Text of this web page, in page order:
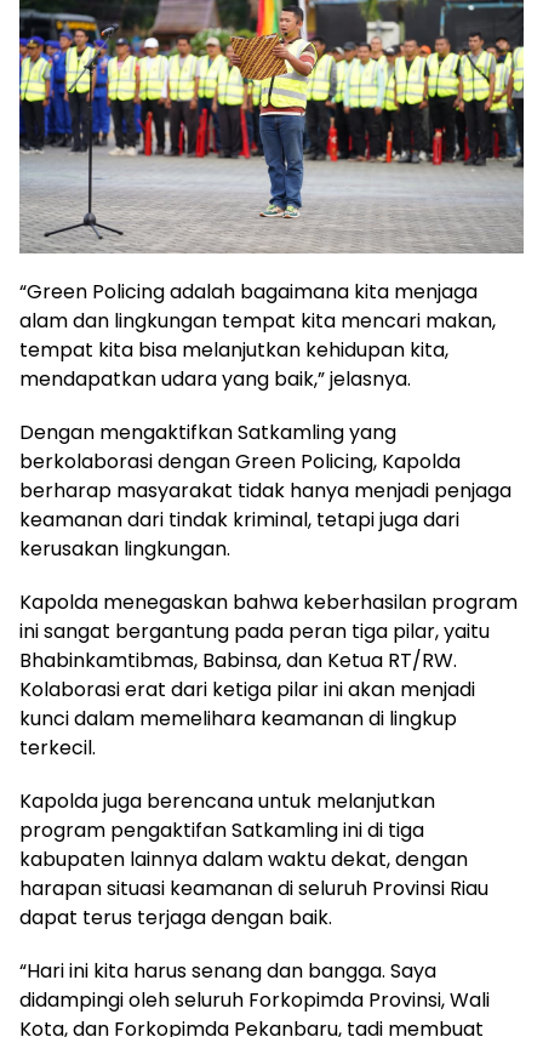
“Green Policing adalah bagaimana kita menjaga
alam dan lingkungan tempat kita mencari makan,
tempat kita bisa melanjutkan kehidupan kita,
mendapatkan udara yang baik,” jelasnya.
Dengan mengaktifkan Satkamling yang
berkolaborasi dengan Green Policing, Kapolda
berharap masyarakat tidak hanya menjadi penjaga
keamanan dari tindak kriminal, tetapi juga dari
kerusakan lingkungan.
Kapolda menegaskan bahwa keberhasilan program
ini sangat bergantung pada peran tiga pilar, yaitu
Bhabinkamtibmas, Babinsa, dan Ketua RT/RW.
Kolaborasi erat dari ketiga pilar ini akan menjadi
kunci dalam memelihara keamanan di lingkup
terkecil.
Kapolda juga berencana untuk melanjutkan
program pengaktifan Satkamling ini di tiga
kabupaten lainnya dalam waktu dekat, dengan
harapan situasi keamanan di seluruh Provinsi Riau
dapat terus terjaga dengan baik.
“Hari ini kita harus senang dan bangga. Saya
didampingi oleh seluruh Forkopimda Provinsi, Wali
Kota, dan Forkopimda Pekanbaru, tadi membuat